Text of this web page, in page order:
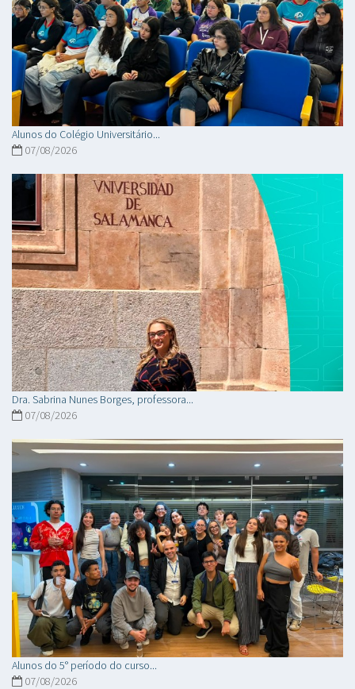
Alunos do Colégio Universitário...
07/08/2026
Dra. Sabrina Nunes Borges, professora...
07/08/2026
Alunos do 5° período do curso...
07/08/2026